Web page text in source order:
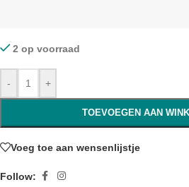
2 op voorraad
- +
TOEVOEGEN AAN
Voeg toe aan wensenlijstje
Follow: